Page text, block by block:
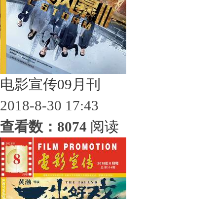
电影宣传09月刊
2018-8-30 17:43
查看数：8074 阅读